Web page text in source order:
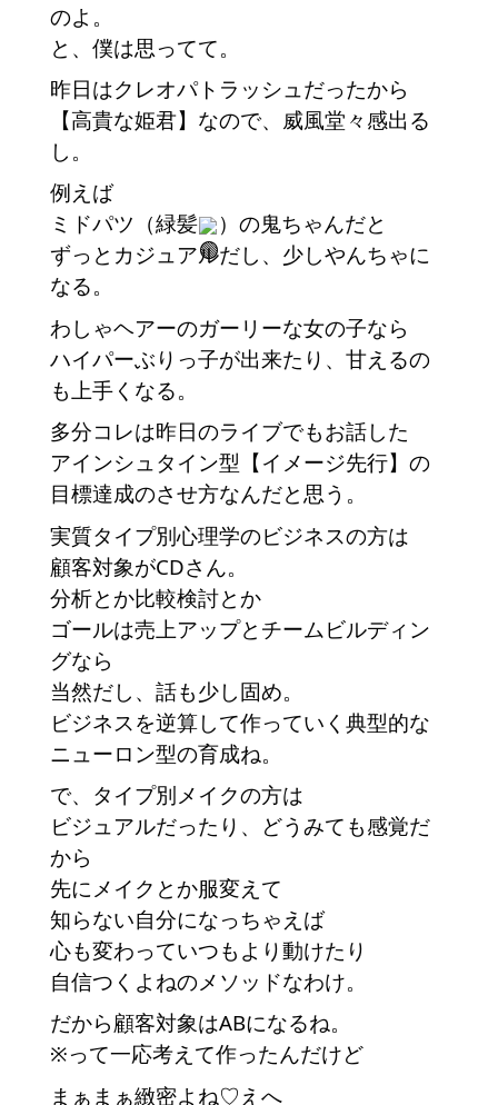
のよ。
と、僕は思ってて。
昨日はクレオパトラッシュだったから
【高貴な姫君】なので、威風堂々感出る
し。
例えば
ミドパツ（緑髪
）の鬼ちゃんだと
ずっとカジュアルだし、少しやんちゃに
なる。
わしゃヘアーのガーリーな女の子なら
ハイパーぶりっ子が出来たり、甘えるの
も上手くなる。
多分コレは昨日のライブでもお話した
アインシュタイン型【イメージ先行】の
目標達成のさせ方なんだと思う。
実質タイプ別心理学のビジネスの方は
顧客対象がCDさん。
分析とか比較検討とか
ゴールは売上アップとチームビルディン
グなら
当然だし、話も少し固め。
ビジネスを逆算して作っていく典型的な
ニューロン型の育成ね。
で、タイプ別メイクの方は
ビジュアルだったり、どうみても感覚だ
から
先にメイクとか服変えて
知らない自分になっちゃえば
心も変わっていつもより動けたり
自信つくよねのメソッドなわけ。
だから顧客対象はABになるね。
※って一応考えて作ったんだけど
まぁまぁ緻密よね♡えへ